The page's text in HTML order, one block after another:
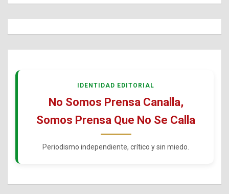
IDENTIDAD EDITORIAL
No Somos Prensa Canalla,
Somos Prensa Que No Se Calla
Periodismo independiente, crítico y sin miedo.